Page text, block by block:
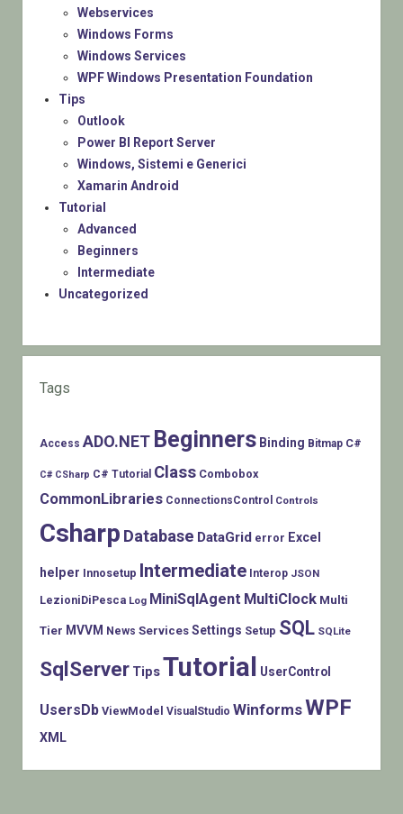
Webservices
Windows Forms
Windows Services
WPF Windows Presentation Foundation
Tips
Outlook
Power BI Report Server
Windows, Sistemi e Generici
Xamarin Android
Tutorial
Advanced
Beginners
Intermediate
Uncategorized
Tags
Access ADO.NET Beginners Binding Bitmap C#
C# CSharp C# Tutorial Class Combobox
CommonLibraries ConnectionsControl Controls
Csharp Database DataGrid error Excel
helper Innosetup Intermediate Interop JSON
LezioniDiPesca Log MiniSqlAgent MultiClock Multi
Tier MVVM News Services Settings Setup SQL SQLite
SqlServer TipsTutorial UserControl
UsersDb ViewModel VisualStudio WinformsWPF
XML